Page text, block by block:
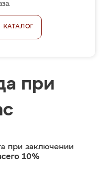
КАТАЛОГ
при
при заключении
10%